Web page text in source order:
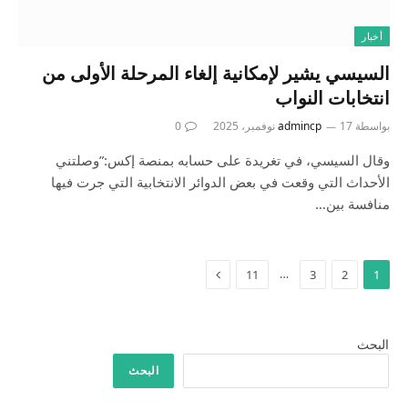
أخبار
السيسي يشير لإمكانية إلغاء المرحلة الأولى من
انتخابات النواب
بواسطة admincp 17 نوفمبر، 2025 0
وقال السيسي، في تغريدة على حسابه بمنصة إكس:”وصلتني
الأحداث التي وقعت في بعض الدوائر الانتخابية التي جرت فيها
منافسة بين…
1
2
3
…
11 التالي
البحث
البحث